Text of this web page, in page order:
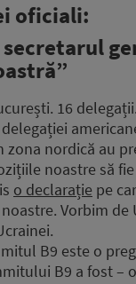
oficiali:
16
nordică au
noastre să
o declarație pe
Vorbim
B9 este o
B9 a fost